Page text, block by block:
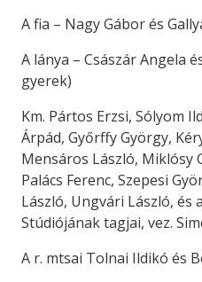
A fia – Nagy Gábor és
A lánya – Császár Angela
gyerek)
Km. Pártos Erzsi, Sólyom
Árpád, Győrffy György,
Mensáros László, Miklósy
Palács Ferenc, Szepesi
László, Ungvári László, és
Stúdiójának tagjai, vez.
A r. mtsai Tolnai Ildikó és